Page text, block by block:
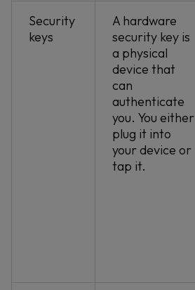
Security
keys
A hardware
security key is
a physical
device that
can
authenticate
you. You either
plug it into
your device or
tap it.